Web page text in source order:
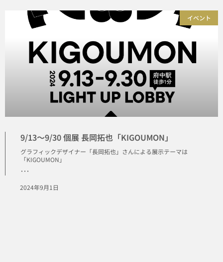
イベント
9/13〜9/30 個展 長岡拓也「KIGOUMON」
グラフィックデザイナー「長岡拓也」さんによる展示テーマは
「KIGOUMON」
･･･
2024年9月1日